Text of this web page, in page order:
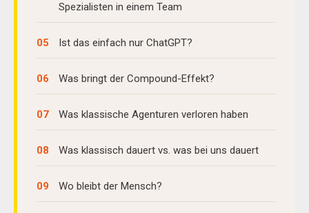
Spezialisten in einem Team
05 Ist das einfach nur ChatGPT?
06 Was bringt der Compound-Effekt?
07 Was klassische Agenturen verloren haben
08 Was klassisch dauert vs. was bei uns dauert
09 Wo bleibt der Mensch?